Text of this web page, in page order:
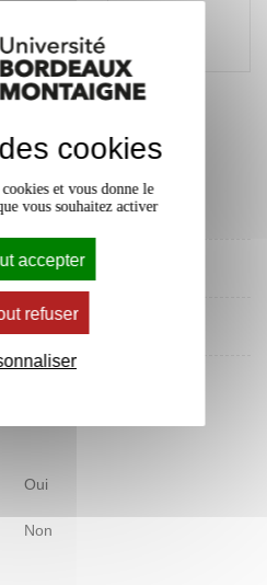
et de la
visées
Oui
Non
cookies
et vous donne le
vous souhaitez activer
accepter
refuser